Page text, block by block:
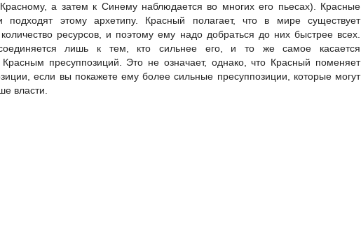
а затем к Синему наблюдается во многих его пьесах). Красные
подходят этому архетипу. Красный полагает, что в мире существует
ресурсов, и поэтому ему надо добраться до них быстрее всех.
лишь к тем, кто сильнее его, и то же самое касается
пресуппозиций. Это не означает, однако, что Красный поменяет
если вы покажете ему более сильные пресуппозиции, которые могут
власти.